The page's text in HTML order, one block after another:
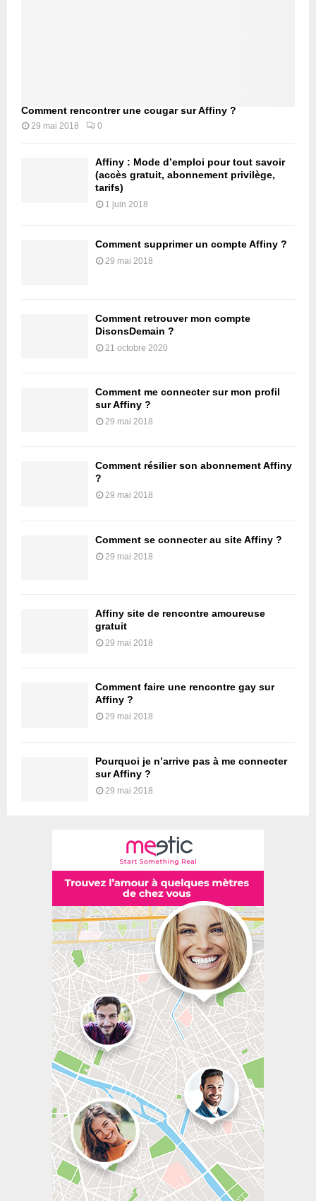
Comment rencontrer une cougar sur Affiny ?
29 mai 2018 0
Affiny : Mode d’emploi pour tout savoir
(accès gratuit, abonnement privilège,
tarifs)
1 juin 2018
Comment supprimer un compte Affiny ?
29 mai 2018
Comment retrouver mon compte
DisonsDemain ?
21 octobre 2020
Comment me connecter sur mon profil
sur Affiny ?
29 mai 2018
Comment résilier son abonnement Affiny
?
29 mai 2018
Comment se connecter au site Affiny ?
29 mai 2018
Affiny site de rencontre amoureuse
gratuit
29 mai 2018
Comment faire une rencontre gay sur
Affiny ?
29 mai 2018
Pourquoi je n’arrive pas à me connecter
sur Affiny ?
29 mai 2018